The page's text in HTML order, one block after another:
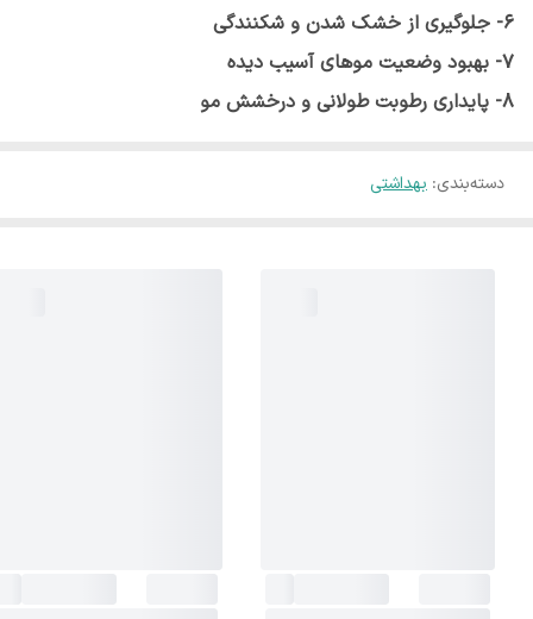
6- جلوگیری از خشک شدن و شکنندگی
7- بهبود وضعیت موهای آسیب دیده
8- پایداری رطوبت طولانی و درخشش مو
دسته‌بندی: بهداشتی